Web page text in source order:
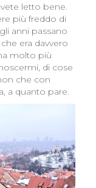
letto bene.
più freddo di
anni passano
era davvero
molto più
di cose
che con
a quanto pare.